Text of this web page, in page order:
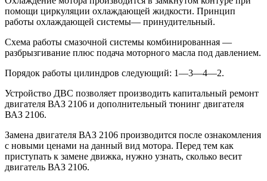
помощи циркуляции охлаждающей жидкости. Принцип
работы охлаждающей системы— принудительный.
Схема работы смазочной системы комбинированная —
разбрызгивание плюс подача моторного масла под давлением.
Порядок работы цилиндров следующий: 1—3—4—2.
Устройство ДВС позволяет производить капитальный ремонт
двигателя ВАЗ 2106 и дополнительный тюнинг двигателя
ВАЗ 2106.
Замена двигателя ВАЗ 2106 производится после ознакомления
с новыми ценами на данный вид мотора. Перед тем как
приступать к замене движка, нужно узнать, сколько весит
двигатель ВАЗ 2106.